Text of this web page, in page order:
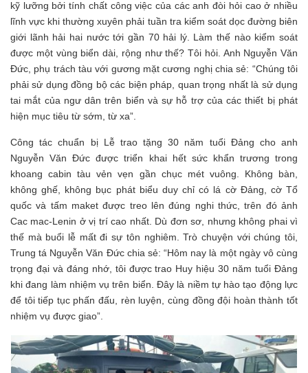
kỹ lưỡng bởi tính chất công việc của các anh đòi hỏi cao ở nhiều
lĩnh vực khi thường xuyên phải tuần tra kiểm soát dọc đường biên
giới lãnh hải hai nước tới gần 70 hải lý. Làm thế nào kiểm soát
được một vùng biển dài, rộng như thế? Tôi hỏi. Anh Nguyễn Văn
Đức, phụ trách tàu với gương mặt cương nghị chia sẻ: “Chúng tôi
phải sử dụng đồng bộ các biện pháp, quan trọng nhất là sử dụng
tai mắt của ngư dân trên biển và sự hỗ trợ của các thiết bị phát
hiện mục tiêu từ sớm, từ xa”.
Công tác chuẩn bị Lễ trao tặng 30 năm tuổi Đảng cho anh
Nguyễn Văn Đức được triển khai hết sức khẩn trương trong
khoang cabin tàu vẻn vẹn gần chục mét vuông. Không bàn,
không ghế, không bục phát biểu duy chỉ có lá cờ Đảng, cờ Tổ
quốc và tấm maket được treo lên đúng nghi thức, trên đó ảnh
Cac mac-Lenin ở vị trí cao nhất. Dù đơn sơ, nhưng không phai vì
thế mà buổi lễ mất đi sự tôn nghiêm. Trò chuyện với chúng tôi,
Trung tá Nguyễn Văn Đức chia sẻ: “Hôm nay là một ngày vô cùng
trọng đại và đáng nhớ, tôi được trao Huy hiệu 30 năm tuổi Đảng
khi đang làm nhiệm vụ trên biển. Đây là niềm tự hào tạo động lực
để tôi tiếp tục phấn đấu, rèn luyện, cùng đồng đội hoàn thành tốt
nhiệm vụ được giao”.